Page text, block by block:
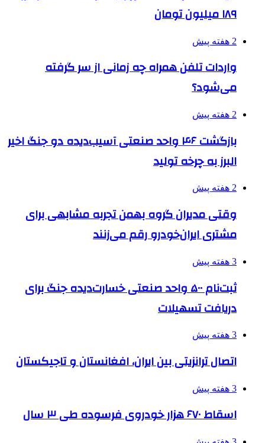
۱۸۹ میلیون تومان
2 هفته پیش
واردات تلفن همراه چه زمانی از سر گرفته
می‌شود؟
2 هفته پیش
بازگشت ۴۶ واحد صنعتی آسیب‌دیده دو جنگ اخیر
البرز به چرخه تولید
2 هفته پیش
وقتی مدیران گروه بهمن تجربه مشابهی برای
مشتری ایران‌خودرو رقم می‌زنند
3 هفته پیش
ثبت‌نام ۵۰۰ واحد صنعتی خسارت‌دیده جنگ برای
دریافت تسهیلات
3 هفته پیش
اتصال ترانزیتی بین ایران، افغانستان و تاجیکستان
3 هفته پیش
اسقاط ۶۷۰ هزار خودروی فرسوده طی ۳ سال